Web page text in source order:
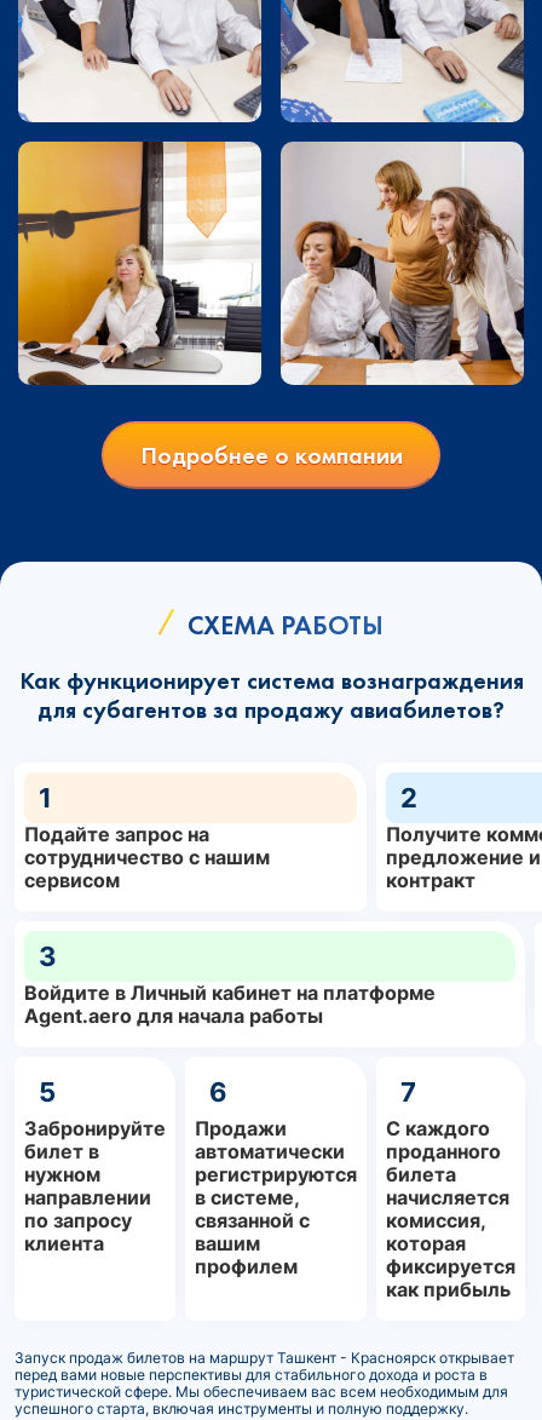
Подробнее о компании
СХЕМА РАБОТЫ
Как функционирует система вознаграждения
для субагентов за продажу авиабилетов?
1
Подайте запрос на
сотрудничество с нашим
сервисом
2
Получите
предложение
контракт
3
Войдите в Личный кабинет на платформе
Agent.aero для начала работы
5
Забронируйте
билет в
нужном
направлении
по запросу
клиента
6
Продажи
автоматически
регистрируются
в системе,
связанной с
вашим
профилем
7
С каждого
проданного
билета
начисляется
комиссия,
которая
фиксируется
как прибыль
Запуск продаж билетов на маршрут Ташкент - Красноярск открывает
перед вами новые перспективы для стабильного дохода и роста в
туристической сфере. Мы обеспечиваем вас всем необходимым для
успешного старта, включая инструменты и полную поддержку.